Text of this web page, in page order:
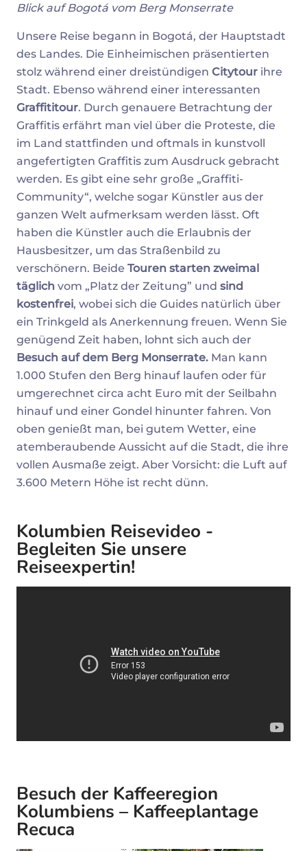
Blick auf Bogotá vom Berg Monserrate
Unsere Reise begann in Bogotá, der Hauptstadt
des Landes. Die Einheimischen präsentierten
stolz während einer dreistündigen Citytour ihre
Stadt. Ebenso während einer interessanten
Graffititour. Durch genauere Betrachtung der
Graffitis erfährt man viel über die Proteste, die
im Land stattfinden und oftmals in kunstvoll
angefertigten Graffitis zum Ausdruck gebracht
werden. Es gibt eine sehr große „Graffiti-
Community“, welche sogar Künstler aus der
ganzen Welt aufmerksam werden lässt. Oft
haben die Künstler auch die Erlaubnis der
Hausbesitzer, um das Straßenbild zu
verschönern. Beide Touren starten zweimal
täglich vom „Platz der Zeitung” und sind
kostenfrei, wobei sich die Guides natürlich über
ein Trinkgeld als Anerkennung freuen. Wenn Sie
genügend Zeit haben, lohnt sich auch der
Besuch auf dem Berg Monserrate. Man kann
1.000 Stufen den Berg hinauf laufen oder für
umgerechnet circa acht Euro mit der Seilbahn
hinauf und einer Gondel hinunter fahren. Von
oben genießt man, bei gutem Wetter, eine
atemberaubende Aussicht auf die Stadt, die ihre
vollen Ausmaße zeigt. Aber Vorsicht: die Luft auf
3.600 Metern Höhe ist recht dünn.
Kolumbien Reisevideo -
Begleiten Sie unsere
Reiseexpertin!
Besuch der Kaffeeregion
Kolumbiens – Kaffeeplantage
Recuca